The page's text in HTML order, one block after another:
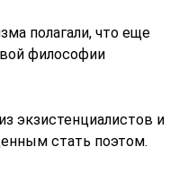
полагали, что еще
философии
экзистенциалистов и
стать поэтом.